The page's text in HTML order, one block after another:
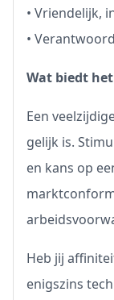
• Vriendelijk,
•
Wat biedt
Een
gelijk is.
en kans op
Heb jij
enigszins